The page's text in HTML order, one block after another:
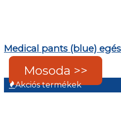
Medical pants (blue)
Mosoda >>
Akciós termékek